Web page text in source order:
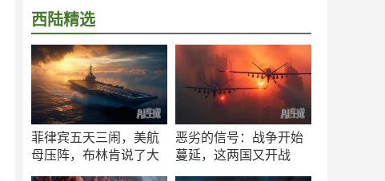
西陆精选
菲律宾五天三闹，美航
母压阵，布林肯说了大
恶劣的信号：战争开始
蔓延，这两国又开战